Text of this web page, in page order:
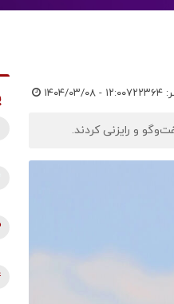
۱۴۰۴/۰۳/۰۸ - ۱۲:۰۰
و رایزنی کردند.